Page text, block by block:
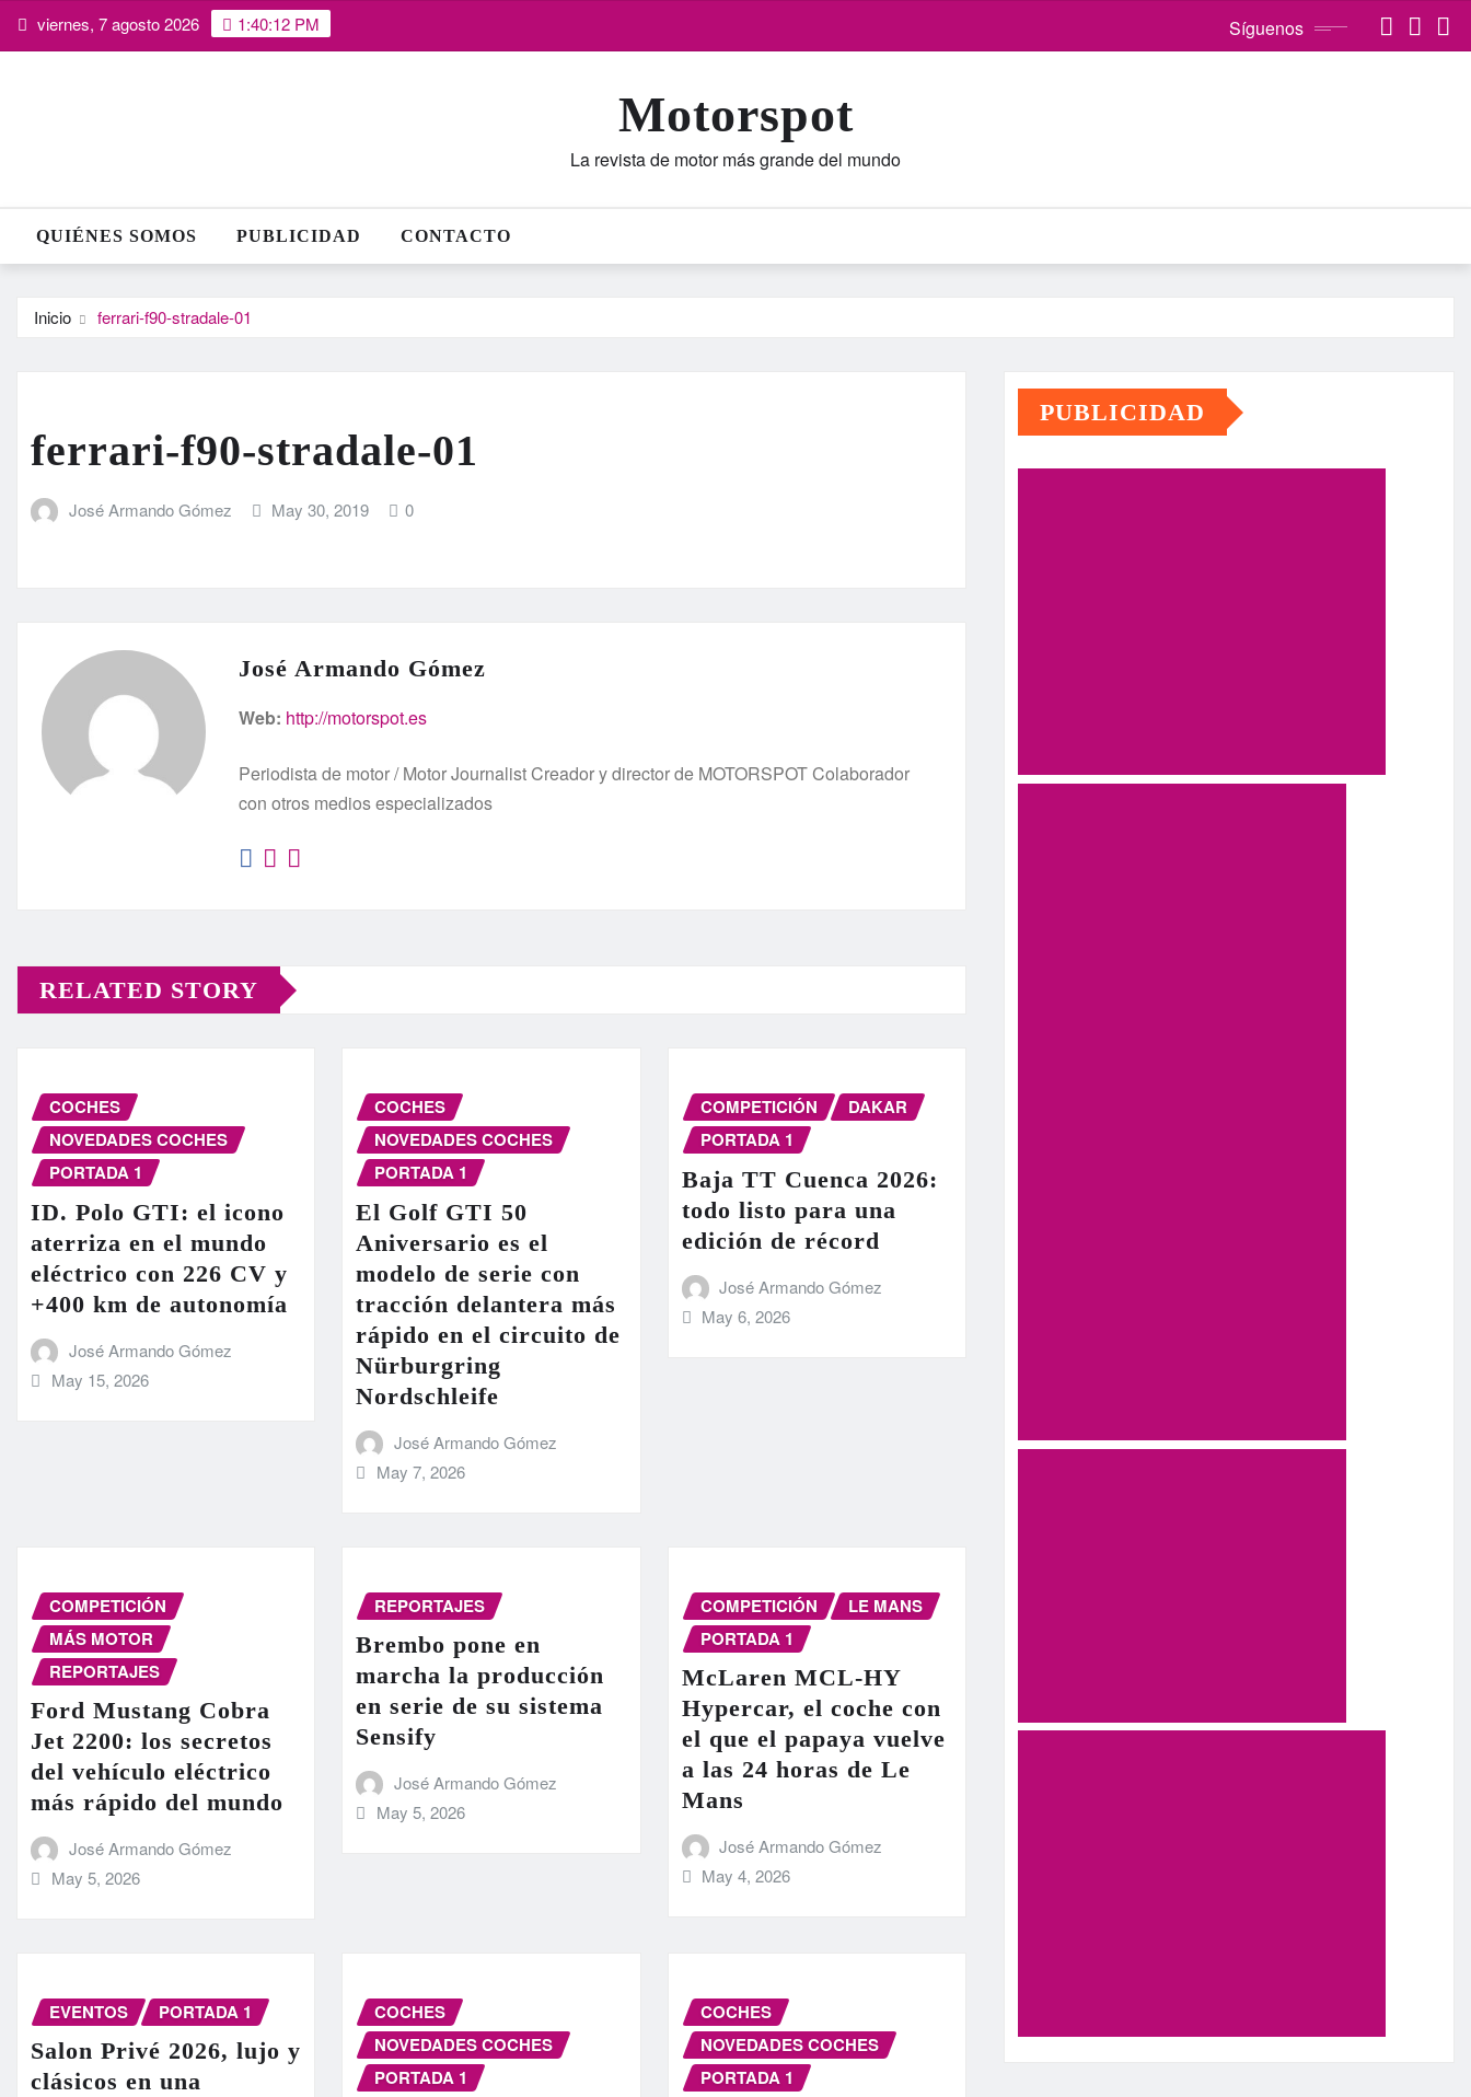
Saltar viernes, 7 agosto 2026 1:40:13 PM Síguenos
Motorspot
La revista de motor más grande del mundo
QUIÉNES SOMOS PUBLICIDAD CONTACTO
Inicio ferrari-f90-stradale-01
ferrari-f90-stradale-01
José Armando Gómez May 30, 2019 0
José Armando Gómez
Web: http://motorspot.es
Periodista de motor / Motor Journalist Creador y director de MOTORSPOT Colaborador
con otros medios especializados
RELATED STORY
COCHES
NOVEDADES COCHES
PORTADA 1
ID. Polo GTI: el icono
aterriza en el mundo
eléctrico con 226 CV y
+400 km de autonomía
José Armando Gómez
May 15, 2026
COCHES
NOVEDADES COCHES
PORTADA 1
El Golf GTI 50
Aniversario es el
modelo de serie con
tracción delantera más
rápido en el circuito de
Nürburgring
Nordschleife
José Armando Gómez
May 7, 2026
COMPETICIÓN
DAKAR
PORTADA 1
Baja TT Cuenca 2026:
todo listo para una
edición de récord
José Armando Gómez
May 6, 2026
COMPETICIÓN
MÁS MOTOR
REPORTAJES
Ford Mustang Cobra
Jet 2200: los secretos
del vehículo eléctrico
más rápido del mundo
José Armando Gómez
May 5, 2026
REPORTAJES
Brembo pone en
marcha la producción
en serie de su sistema
Sensify
José Armando Gómez
May 5, 2026
COMPETICIÓN
LE MANS
PORTADA 1
McLaren MCL-HY
Hypercar, el coche con
el que el papaya vuelve
a las 24 horas de Le
Mans
José Armando Gómez
May 4, 2026
EVENTOS PORTADA 1
Salon Privé 2026, lujo y
clásicos en una
COCHES
NOVEDADES COCHES
PORTADA 1
COCHES
NOVEDADES COCHES
PORTADA 1
PUBLICIDAD